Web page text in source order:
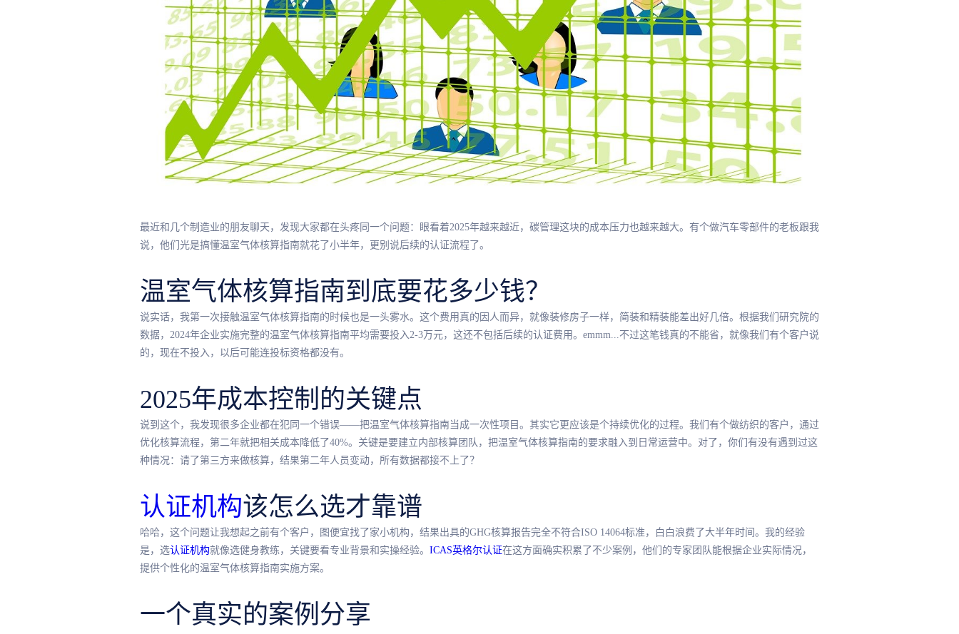
最近和几个制造业的朋友聊天，发现大家都在头疼同一个问题：眼看着2025年越来越近，碳管理这块的成本压力也越来越大。有个做汽车零部件的老板跟我
说，他们光是搞懂温室气体核算指南就花了小半年，更别说后续的认证流程了。
温室气体核算指南到底要花多少钱？
说实话，我第一次接触温室气体核算指南的时候也是一头雾水。这个费用真的因人而异，就像装修房子一样，简装和精装能差出好几倍。根据我们研究院的
数据，2024年企业实施完整的温室气体核算指南平均需要投入2-3万元，这还不包括后续的认证费用。emmm...不过这笔钱真的不能省，就像我们有个客户说
的，现在不投入，以后可能连投标资格都没有。
2025年成本控制的关键点
说到这个，我发现很多企业都在犯同一个错误——把温室气体核算指南当成一次性项目。其实它更应该是个持续优化的过程。我们有个做纺织的客户，通过
优化核算流程，第二年就把相关成本降低了40%。关键是要建立内部核算团队，把温室气体核算指南的要求融入到日常运营中。对了，你们有没有遇到过这
种情况：请了第三方来做核算，结果第二年人员变动，所有数据都接不上了？
认证机构该怎么选才靠谱
哈哈，这个问题让我想起之前有个客户，图便宜找了家小机构，结果出具的GHG核算报告完全不符合ISO 14064标准，白白浪费了大半年时间。我的经验
是，选认证机构就像选健身教练，关键要看专业背景和实操经验。 ICAS英格尔认证在这方面确实积累了不少案例，他们的专家团队能根据企业实际情况，
提供个性化的温室气体核算指南实施方案。
一个真实的案例分享